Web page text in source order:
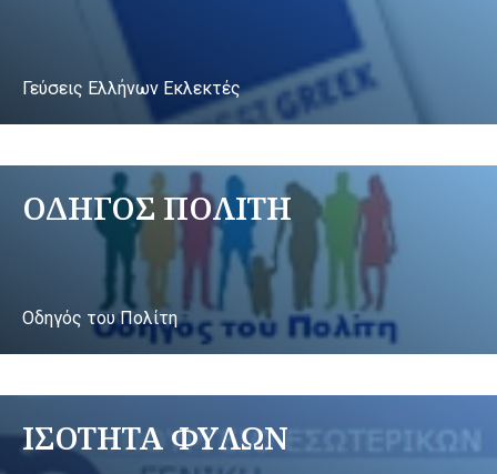
Γεύσεις Ελλήνων Εκλεκτές
ΟΔΗΓΟΣ ΠΟΛΙΤΗ
Οδηγός του Πολίτη
ΙΣΟΤΗΤΑ ΦΥΛΩΝ